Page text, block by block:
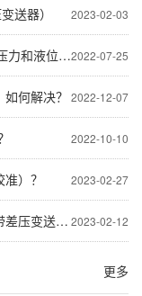
2023-02-03
送器）
2022-07-25
理和优势？
2022-12-07
何解决？
2022-10-10
2023-02-27
）？
2023-02-12
故障代码）
更多